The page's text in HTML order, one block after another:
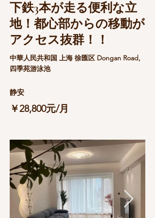
下鉄3本が走る便利な立
地！都心部からの移動が
アクセス抜群！！
中華人民共和国 上海 徐匯区 Dongan Road,
四季苑游泳池
静安
￥28,800元/月